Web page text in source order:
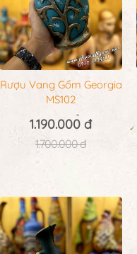
Rượu Vang Gốm Georgia
MS102
1.190.000 đ
1.700.000 đ